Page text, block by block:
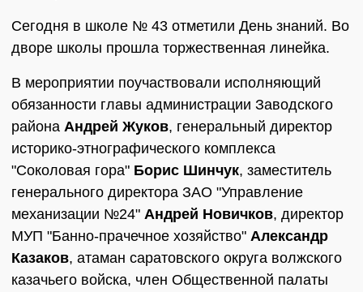
Сегодня в школе № 43 отметили День знаний. Во
дворе школы прошла торжественная линейка.
В мероприятии поучаствовали исполняющий
обязанности главы администрации Заводского
района Андрей Жуков, генеральный директор
историко-этнографического комплекса
"Соколовая гора" Борис Шинчук, заместитель
генерального директора ЗАО "Управление
механизации №24" Андрей Новичков, директор
МУП "Банно-прачечное хозяйство" Александр
Казаков, атаман саратовского округа волжского
казачьего войска, член Общественной палаты